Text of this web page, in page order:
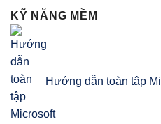
KỸ NĂNG MỀM
Hướng dẫn toàn tập